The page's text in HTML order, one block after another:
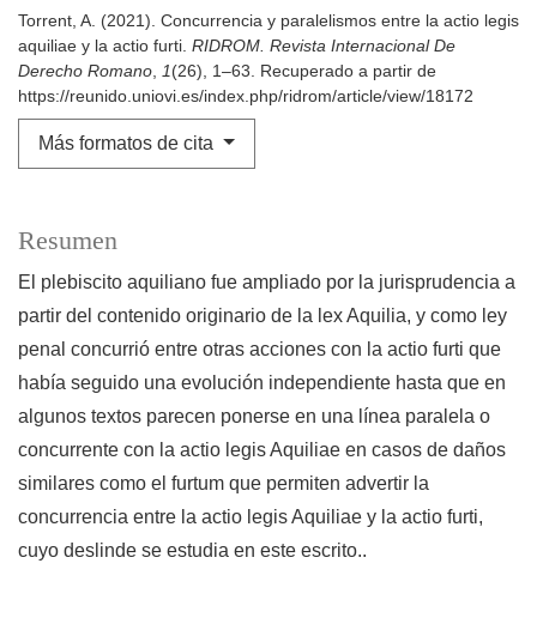
Torrent, A. (2021). Concurrencia y paralelismos entre la actio legis
aquiliae y la actio furti. RIDROM. Revista Internacional De
Derecho Romano, 1(26), 1–63. Recuperado a partir de
https://reunido.uniovi.es/index.php/ridrom/article/view/18172
Más formatos de cita
Resumen
El plebiscito aquiliano fue ampliado por la jurisprudencia a
partir del contenido originario de la lex Aquilia, y como ley
penal concurrió entre otras acciones con la actio furti que
había seguido una evolución independiente hasta que en
algunos textos parecen ponerse en una línea paralela o
concurrente con la actio legis Aquiliae en casos de daños
similares como el furtum que permiten advertir la
concurrencia entre la actio legis Aquiliae y la actio furti,
cuyo deslinde se estudia en este escrito..